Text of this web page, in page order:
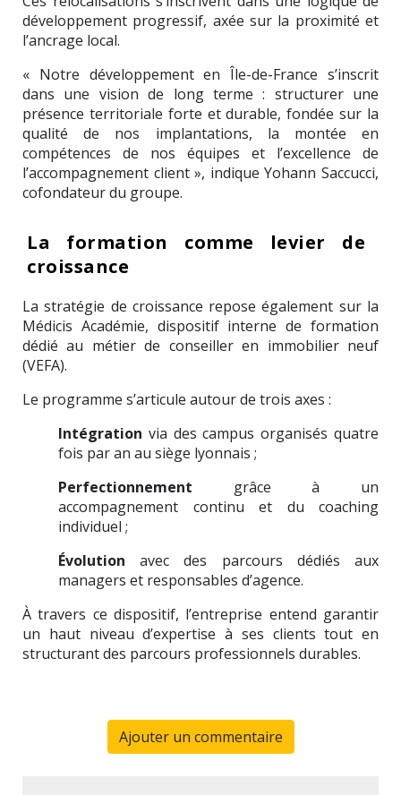
développement progressif, axée sur la proximité et
l’ancrage local.
« Notre développement en Île-de-France s’inscrit
dans une vision de long terme : structurer une
présence territoriale forte et durable, fondée sur la
qualité de nos implantations, la montée en
compétences de nos équipes et l’excellence de
l’accompagnement client », indique Yohann Saccucci,
cofondateur du groupe.
La formation comme levier de
croissance
La stratégie de croissance repose également sur la
Médicis Académie, dispositif interne de formation
dédié au métier de conseiller en immobilier neuf
(VEFA).
Le programme s’articule autour de trois axes :
Intégration via des campus organisés quatre
fois par an au siège lyonnais ;
Perfectionnement grâce à un
accompagnement continu et du coaching
individuel ;
Évolution avec des parcours dédiés aux
managers et responsables d’agence.
À travers ce dispositif, l’entreprise entend garantir
un haut niveau d’expertise à ses clients tout en
structurant des parcours professionnels durables.
Ajouter un commentaire